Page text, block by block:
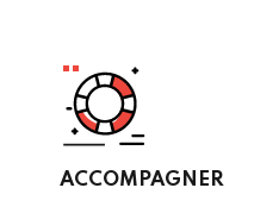
ACCOMPAGNER